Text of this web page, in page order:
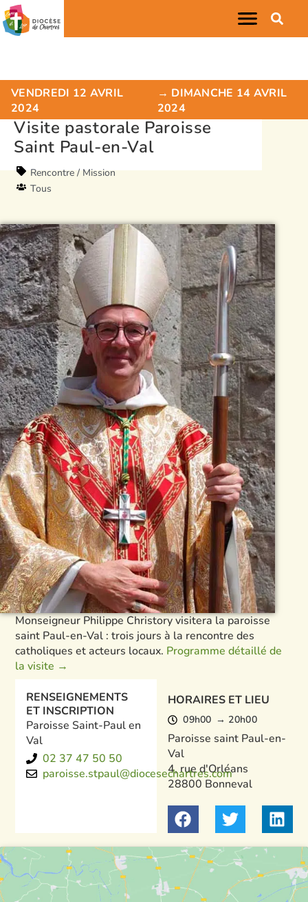
VENDREDI 12 AVRIL
2024
→ DIMANCHE 14 AVRIL
2024
Visite pastorale Paroisse
Saint Paul-en-Val
Rencontre / Mission
Tous
Monseigneur Philippe Christory visitera la paroisse
saint Paul-en-Val : trois jours à la rencontre des
catholiques et acteurs locaux. Programme détaillé de
la visite →
HORAIRES ET LIEU
09h00 → 20h00
Paroisse saint Paul-en-
Val
4, rue d'Orléans
28800 Bonneval
RENSEIGNEMENTS
ET INSCRIPTION
Paroisse Saint-Paul en
Val
02 37 47 50 50
paroisse.stpaul@diocesechartres.com